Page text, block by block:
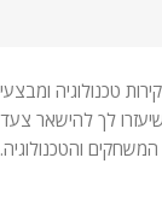
טכנולוגיה ומבצעי
לך להישאר צעד
והטכנולוגיה.